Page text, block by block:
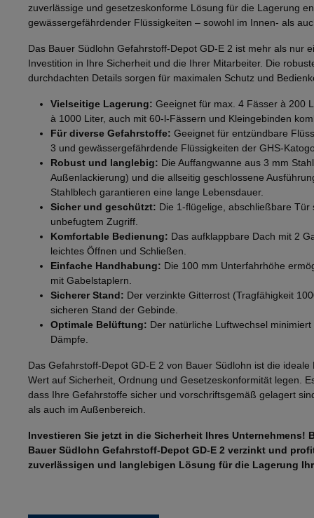
zuverlässige und gesetzeskonforme Lösung für die Lagerung
gewässergefährdender Flüssigkeiten – sowohl im Innen- als
Das Bauer Südlohn Gefahrstoff-Depot GD-E 2 ist mehr als nur
Investition in Ihre Sicherheit und die Ihrer Mitarbeiter. Die
durchdachten Details sorgen für maximalen Schutz und
Vielseitige Lagerung: Geeignet für max. 4 Fässer à 200
à 1000 Liter, auch mit 60-l-Fässern und Kleingebinden
Für diverse Gefahrstoffe: Geeignet für entzündbare
3 und gewässergefährdende Flüssigkeiten der GHS-
Robust und langlebig: Die Auffangwanne aus 3 mm
Außenlackierung) und die allseitig geschlossene
Stahlblech garantieren eine lange Lebensdauer.
Sicher und geschützt: Die 1-flügelige, abschließbare
unbefugtem Zugriff.
Komfortable Bedienung: Das aufklappbare Dach mit 2
leichtes Öffnen und Schließen.
Einfache Handhabung: Die 100 mm Unterfahrhöhe
mit Gabelstaplern.
Sicherer Stand: Der verzinkte Gitterrost (Tragfähigkeit
sicheren Stand der Gebinde.
Optimale Belüftung: Der natürliche Luftwechsel
Dämpfe.
Das Gefahrstoff-Depot GD-E 2 von Bauer Südlohn ist die
Wert auf Sicherheit, Ordnung und Gesetzeskonformität legen.
dass Ihre Gefahrstoffe sicher und vorschriftsgemäß gelagert
als auch im Außenbereich.
Investieren Sie jetzt in die Sicherheit Ihres Unternehmens!
Bauer Südlohn Gefahrstoff-Depot GD-E 2 verzinkt und
zuverlässigen und langlebigen Lösung für die Lagerung